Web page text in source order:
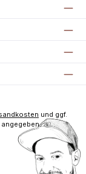
und ggf.